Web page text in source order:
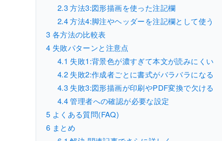
2.3方法3:図形描画を使った注記欄
2.4方法4:脚注やヘッダーを注記欄として使う
3 各方法の比較表
4 失敗パターンと注意点
4.1 失敗1:背景色が濃すぎて本文が読みにくい
4.2 失敗2:作成者ごとに書式がバラバラになる
4.3 失敗3:図形描画が印刷やPDF変換で欠ける
4.4管理者への確認が必要な設定
5 よくある質問(FAQ)
6 まとめ